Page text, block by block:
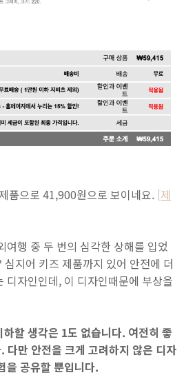
품으로 41,900원으로 보이네요. [제
여행 중 두 번의 심각한 상해를 입었
지어 키즈 제품까지 있어 안전에 더
디자인인데, 이 디자인때문에 부상을
할 생각은 1도 없습니다. 여전히 좋
다만 안전을 크게 고려하지 않은 디자
을 공유할 뿐입니다.